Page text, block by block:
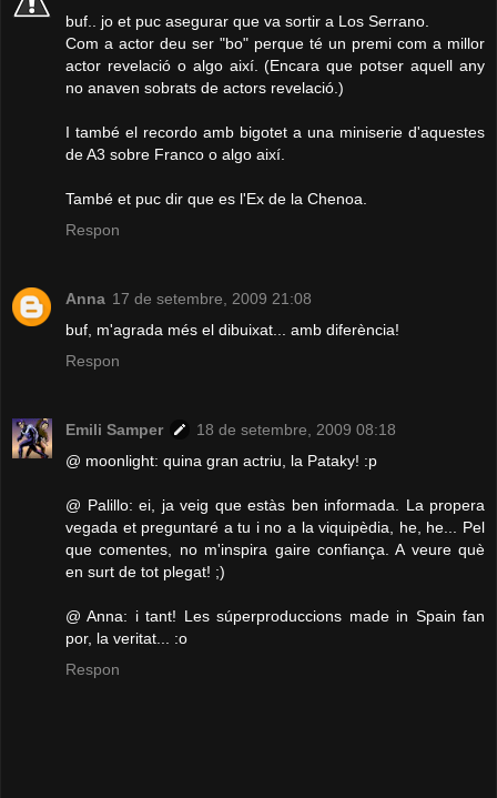
buf.. jo et puc asegurar que va sortir a Los Serrano.
Com a actor deu ser "bo" perque té un premi com a millor
actor revelació o algo així. (Encara que potser aquell any
no anaven sobrats de actors revelació.)
I també el recordo amb bigotet a una miniserie d'aquestes
de A3 sobre Franco o algo així.
També et puc dir que es l'Ex de la Chenoa.
Respon
Anna 17 de setembre, 2009 21:08
buf, m'agrada més el dibuixat... amb diferència!
Respon
Emili Samper
18 de setembre, 2009 08:18
@ moonlight: quina gran actriu, la Pataky! :p
@ Palillo: ei, ja veig que estàs ben informada. La propera
vegada et preguntaré a tu i no a la viquipèdia, he, he... Pel
que comentes, no m'inspira gaire confiança. A veure què
en surt de tot plegat! ;)
@ Anna: i tant! Les súperproduccions made in Spain fan
por, la veritat... :o
Respon